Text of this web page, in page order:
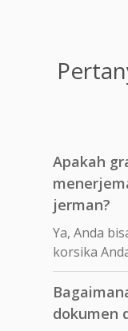
Apakah
jerman?
Ya, Anda
korsika
dokumen